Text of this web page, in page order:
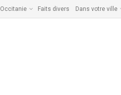
Occitanie Faits divers Dans votre ville